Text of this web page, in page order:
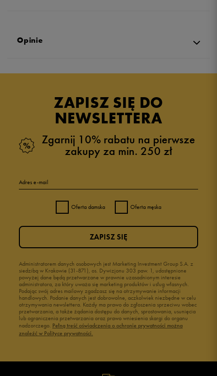
Opinie
ZAPISZ SIĘ DO
NEWSLETTERA
Zgarnij 10% rabatu na pierwsze
zakupy za min. 250 zł
Adres e-mail
Oferta damska Oferta męska
Administratorem danych osobowych jest Marketing Investment Group S.A. z
siedzibą w Krakowie (31-871), os. Dywizjonu 303 paw. 1, udostępnione
powyżej dane będą przetwarzane w prawnie uzasadnionym interesie
administratora, za który uważa się marketing produktów i usług własnych.
Podając swój adres mailowy zgadzasz się na otrzymywanie informacji
handlowych. Podanie danych jest dobrowolne, aczkolwiek niezbędne w celu
otrzymywania newslettera. Każdy ma prawo do zgłoszenia sprzeciwu wobec
przetwarzania, a także żądania dostępu do danych, sprostowania, usunięcia
lub ograniczenia przetwarzania oraz prawo wniesienia skargi do organu
nadzorczego. Pełną treść oświadczenia o ochronie prywatności można
znaleźć w Polityce prywatności.
ZAPISZ SIĘ